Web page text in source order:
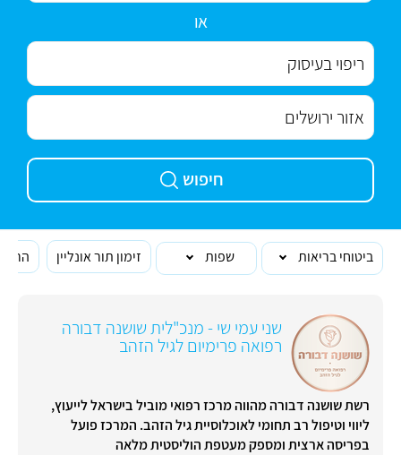
או
חיפוש
ביטוחי בריאות שפות זימון תור אונליין
שני עמי שי - מנכ"לית שושנה דבורה
רפואה פרימיום לגיל הזהב
רשת שושנה דבורה מהווה מרכז רפואי מוביל בישראל לייעוץ,
ליווי וטיפול רב תחומי לאוכלוסיית גיל הזהב. המרכז פועל
בפריסה ארצית ומספק מעטפת הוליסטית מלאה